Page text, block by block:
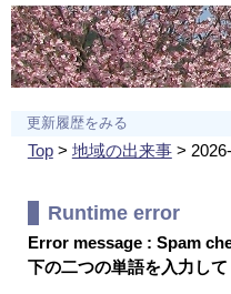
更新履歴をみる
Top> 地域の出来事>
Runtime error
Error message : Spam
下の二つの単語を入力して